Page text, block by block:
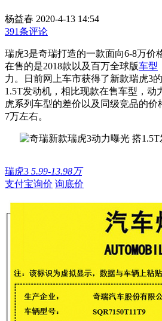
杨益春 2020-4-13 14:54
391条评论
瑞虎3是奇瑞打造的一款面向6-8万价
在售的是2018款以及百万全球版车型
力。日前网上车市获得了新款瑞虎3
1.5T发动机， 相比现款在售车型，动
虎系列车型的差价以及同级竞品的价
7万左右。
瑞虎3 5.99-13.98万
支付宝询价 询底价